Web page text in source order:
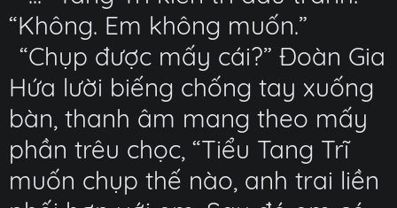
“Không. Em không muốn.”
“Chụp được mấy cái?” Đoàn Gia
Hứa lười biếng chống tay xuống
bàn, thanh âm mang theo mấy
phần trêu chọc, “Tiểu Tang Trĩ
muốn chụp thế nào, anh trai liền